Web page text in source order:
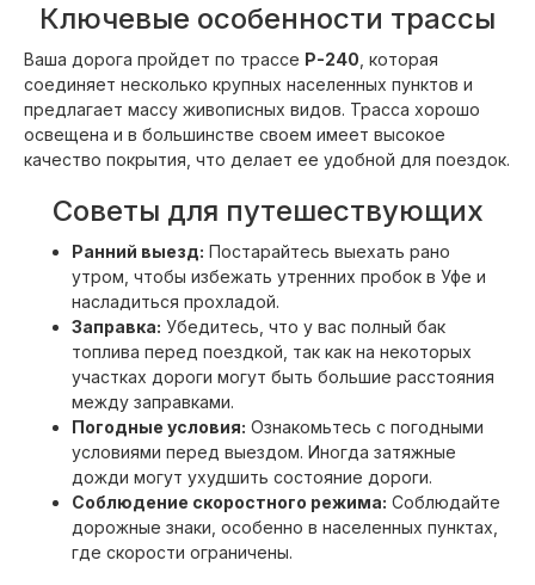
Ключевые особенности трассы
Ваша дорога пройдет по трассе Р-240 , которая
соединяет несколько крупных населенных пунктов и
предлагает массу живописных видов. Трасса хорошо
освещена и в большинстве своем имеет высокое
качество покрытия, что делает ее удобной для поездок.
Советы для путешествующих
Ранний выезд: Постарайтесь выехать рано
утром, чтобы избежать утренних пробок в Уфе и
насладиться прохладой.
Заправка: Убедитесь, что у вас полный бак
топлива перед поездкой, так как на некоторых
участках дороги могут быть большие расстояния
между заправками.
Погодные условия: Ознакомьтесь с погодными
условиями перед выездом. Иногда затяжные
дожди могут ухудшить состояние дороги.
Соблюдение скоростного режима: Соблюдайте
дорожные знаки, особенно в населенных пунктах,
где скорости ограничены.